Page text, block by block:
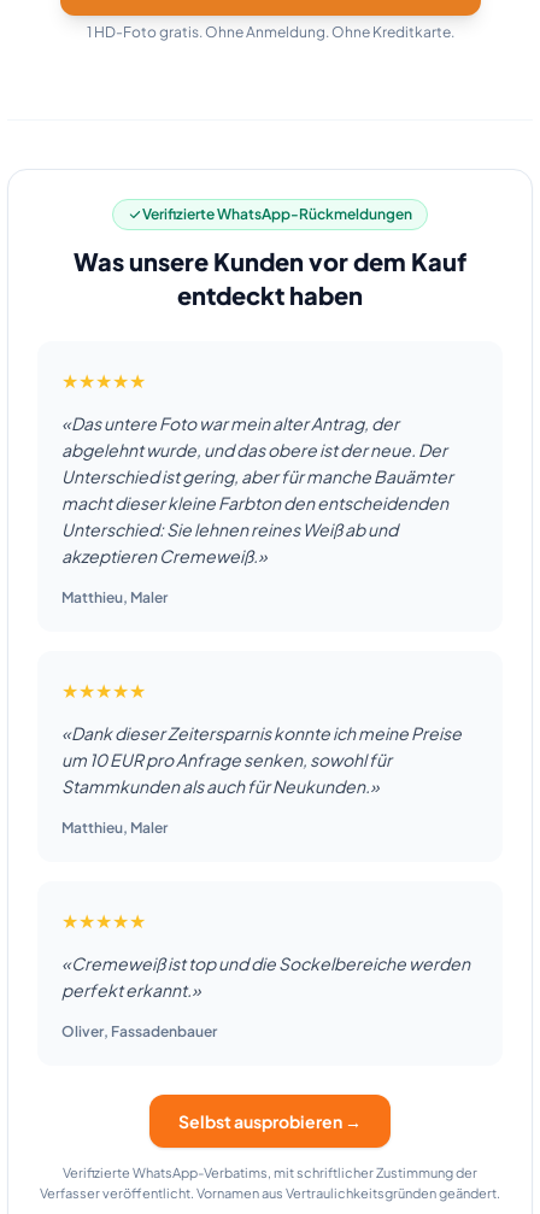
1 HD-Foto gratis. Ohne Anmeldung. Ohne Kreditkarte.
Verifizierte WhatsApp-Rückmeldungen
Was unsere Kunden vor dem Kauf
entdeckt haben
★★★★★
«Das untere Foto war mein alter Antrag, der
abgelehnt wurde, und das obere ist der neue. Der
Unterschied ist gering, aber für manche Bauämter
macht dieser kleine Farbton den entscheidenden
Unterschied: Sie lehnen reines Weiß ab und
akzeptieren Cremeweiß.»
Matthieu, Maler
★★★★★
«Dank dieser Zeitersparnis konnte ich meine Preise
um 10 EUR pro Anfrage senken, sowohl für
Stammkunden als auch für Neukunden.»
Matthieu, Maler
★★★★★
«Cremeweiß ist top und die Sockelbereiche werden
perfekt erkannt.»
Oliver, Fassadenbauer
Selbst ausprobieren →
Verifizierte WhatsApp-Verbatims, mit schriftlicher Zustimmung der
Verfasser veröffentlicht. Vornamen aus Vertraulichkeitsgründen geändert.